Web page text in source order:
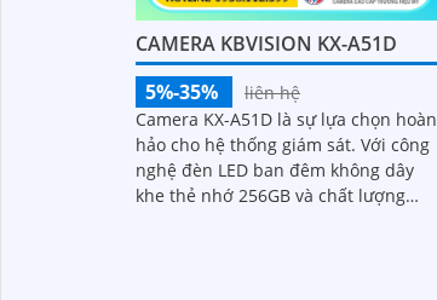
CAMERA KBVISION KX-A51D
5%-35%
liên hệ
Camera KX-A51D là sự lựa chọn hoàn
hảo cho hệ thống giám sát. Với công
nghệ đèn LED ban đêm không dây
khe thẻ nhớ 256GB và chất lượng